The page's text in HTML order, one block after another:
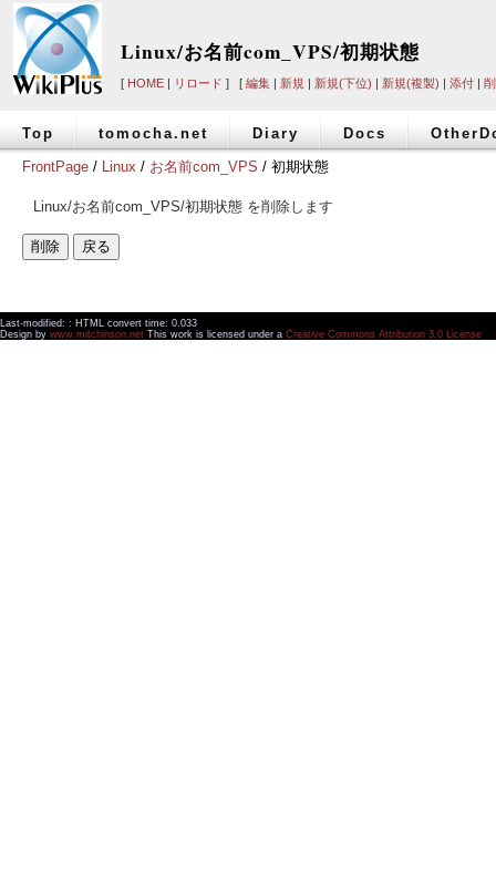
Linux/お名前com_VPS/初期状態
[ HOME | リロード ] [ 編集 | 新規 | 新規(下位) | 新規(複製) | 添付 |
Top tomocha.net Diary Docs
FrontPage / Linux / お名前com_VPS / 初期状態
Linux/お名前com_VPS/初期状態 を削除します
Last-modified: : HTML convert time: 0.033
Design by www.mitchinson.net This work is licensed under a Creative Commons Attribution 3.0 License